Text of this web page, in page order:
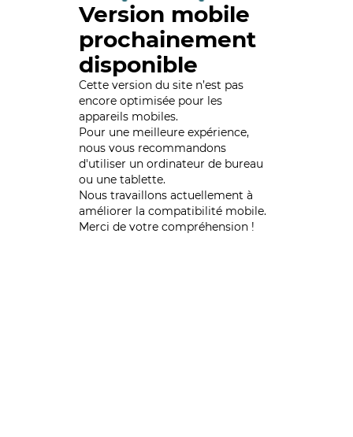
Version mobile
prochainement
disponible
Cette version du site n’est pas
encore optimisée pour les
appareils mobiles.
Pour une meilleure expérience,
nous vous recommandons
d'utiliser un ordinateur de bureau
ou une tablette.
Nous travaillons actuellement à
améliorer la compatibilité mobile.
Merci de votre compréhension !